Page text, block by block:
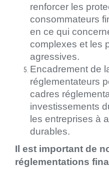
renforcer les
consommateurs
en ce qui
complexes et les
agressives.
Encadrement de
réglementateurs
cadres
investissements
les entreprises à
durables.
Il est important de
réglementations